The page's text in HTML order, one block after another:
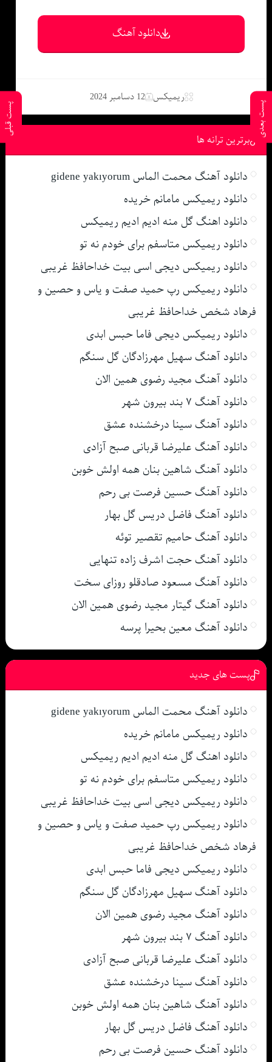
پست بعدی پست قبلی
دانلود آهنگ
ریمیکس 12 دسامبر 2024
برترین ترانه ها
دانلود آهنگ محمت الماس gidene yakıyorum
دانلود ریمیکس مامانم خریده
دانلود اهنگ گل منه ادیم ادیم ریمیکس
دانلود ریمیکس متاسفم برای خودم نه تو
دانلود ریمیکس دیجی اسی بیت خداحافظ غریبی
دانلود ریمیکس رپ حمید صفت و یاس و حصین و
فرهاد شخص خداحافظ غریبی
دانلود ریمیکس دیجی فاما حبس ابدی
دانلود آهنگ سهیل مهرزادگان گل سنگم
دانلود آهنگ مجید رضوی همین الان
دانلود آهنگ ۷ بند بیرون شهر
دانلود آهنگ سینا درخشنده عشق
دانلود آهنگ علیرضا قربانی صبح آزادی
دانلود آهنگ شاهین بنان همه اولش خوبن
دانلود آهنگ حسین فرصت بی رحم
دانلود آهنگ فاضل دریس گل بهار
دانلود آهنگ حامیم تقصیر توئه
دانلود آهنگ حجت اشرف زاده تنهایی
دانلود آهنگ مسعود صادقلو روزای سخت
دانلود آهنگ گیتار مجید رضوی همین الان
دانلود آهنگ معین بحیرا پرسه
پست های جدید
دانلود آهنگ محمت الماس gidene yakıyorum
دانلود ریمیکس مامانم خریده
دانلود اهنگ گل منه ادیم ادیم ریمیکس
دانلود ریمیکس متاسفم برای خودم نه تو
دانلود ریمیکس دیجی اسی بیت خداحافظ غریبی
دانلود ریمیکس رپ حمید صفت و یاس و حصین و
فرهاد شخص خداحافظ غریبی
دانلود ریمیکس دیجی فاما حبس ابدی
دانلود آهنگ سهیل مهرزادگان گل سنگم
دانلود آهنگ مجید رضوی همین الان
دانلود آهنگ ۷ بند بیرون شهر
دانلود آهنگ علیرضا قربانی صبح آزادی
دانلود آهنگ سینا درخشنده عشق
دانلود آهنگ شاهین بنان همه اولش خوبن
دانلود آهنگ فاضل دریس گل بهار
دانلود آهنگ حسین فرصت بی رحم